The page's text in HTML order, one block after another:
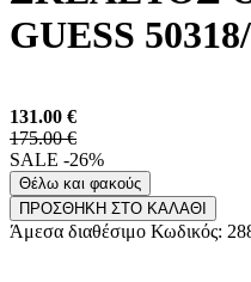
GUESS
131.00 €
175.00 €
SALE -26%
Θέλω και φακούς
ΠΡΟΣΘΗΚΗ ΣΤΟ ΚΑΛΑΘΙ
Άμεσα διαθέσιμο Κωδικός: